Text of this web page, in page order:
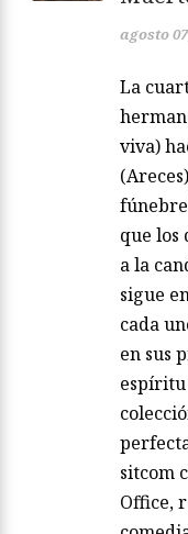
agosto
La
viva)
que los
a la
sigue
cada
en sus
espíritu
sitcom
Office,